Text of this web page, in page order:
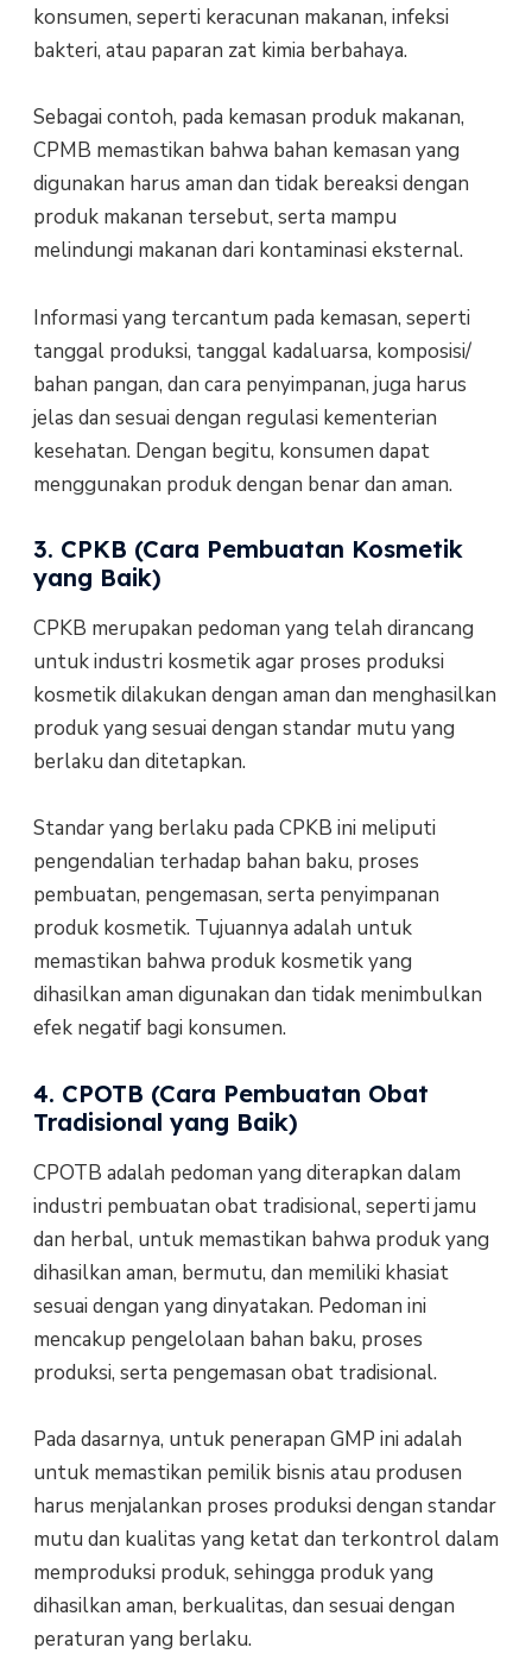
konsumen, seperti keracunan makanan, infeksi
bakteri, atau paparan zat kimia berbahaya.
Sebagai contoh, pada kemasan produk makanan,
CPMB memastikan bahwa bahan kemasan yang
digunakan harus aman dan tidak bereaksi dengan
produk makanan tersebut, serta mampu
melindungi makanan dari kontaminasi eksternal.
Informasi yang tercantum pada kemasan, seperti
tanggal produksi, tanggal kadaluarsa, komposisi/
bahan pangan, dan cara penyimpanan, juga harus
jelas dan sesuai dengan regulasi kementerian
kesehatan. Dengan begitu, konsumen dapat
menggunakan produk dengan benar dan aman.
3. CPKB (Cara Pembuatan Kosmetik
yang Baik)
CPKB merupakan pedoman yang telah dirancang
untuk industri kosmetik agar proses produksi
kosmetik dilakukan dengan aman dan menghasilkan
produk yang sesuai dengan standar mutu yang
berlaku dan ditetapkan.
Standar yang berlaku pada CPKB ini meliputi
pengendalian terhadap bahan baku, proses
pembuatan, pengemasan, serta penyimpanan
produk kosmetik. Tujuannya adalah untuk
memastikan bahwa produk kosmetik yang
dihasilkan aman digunakan dan tidak menimbulkan
efek negatif bagi konsumen.
4. CPOTB (Cara Pembuatan Obat
Tradisional yang Baik)
CPOTB adalah pedoman yang diterapkan dalam
industri pembuatan obat tradisional, seperti jamu
dan herbal, untuk memastikan bahwa produk yang
dihasilkan aman, bermutu, dan memiliki khasiat
sesuai dengan yang dinyatakan. Pedoman ini
mencakup pengelolaan bahan baku, proses
produksi, serta pengemasan obat tradisional.
Pada dasarnya, untuk penerapan GMP ini adalah
untuk memastikan pemilik bisnis atau produsen
harus menjalankan proses produksi dengan standar
mutu dan kualitas yang ketat dan terkontrol dalam
memproduksi produk, sehingga produk yang
dihasilkan aman, berkualitas, dan sesuai dengan
peraturan yang berlaku.